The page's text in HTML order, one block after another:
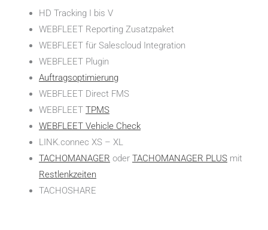
HD Tracking I bis V
WEBFLEET Reporting Zusatzpaket
WEBFLEET für Salescloud Integration
WEBFLEET Plugin
Auftragsoptimierung
WEBFLEET Direct FMS
WEBFLEET TPMS
WEBFLEET Vehicle Check
LINK.connec XS – XL
TACHOMANAGER oder TACHOMANAGER PLUS mit
Restlenkzeiten
TACHOSHARE